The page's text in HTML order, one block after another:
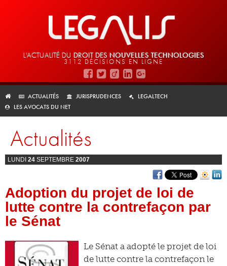
L'ACTUALITÉ DU DROIT DES NOUVELLES TECHNOLOGIES
3112 DÉCISIONS EN LIGNE
ACTUALITÉS JURISPRUDENCES
LEGALTECH
LES AVOCATS DU NET
Actualités
LUNDI 24 SEPTEMBRE 2007
Adoption du projet de loi de
lutte contre la contrefaçon par
le Sénat
Le Sénat a adopté le projet de loi
de lutte contre la contrefaçon le